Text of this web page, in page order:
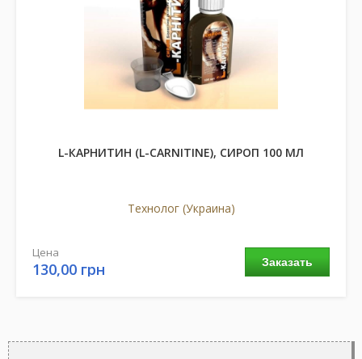
L-КАРНИТИН (L-CARNITINE), СИРОП 100 МЛ
Технолог (Украина)
Заказать
Цена
130,00 грн